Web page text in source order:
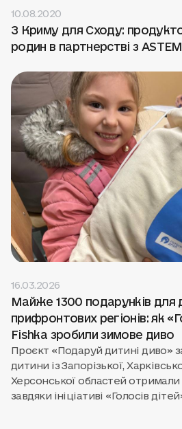
10.08.2020
З Криму для Сходу:
родин в партнерстві з
16.03.2026
Майже 1300 подарунків для
прифронтових регіонів: як
Fishka зробили зимове диво
Проєкт «Подаруй дитині диво»
дитини із Запорізької,
Херсонської областей
завдяки ініціативі «Голосів